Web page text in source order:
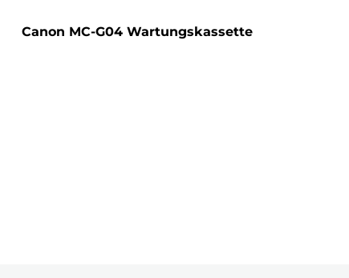
Canon MC-G04 Wartungskassette